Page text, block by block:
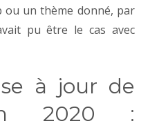
ou un thème donné, par
pu être le cas avec
à jour de
2020 :